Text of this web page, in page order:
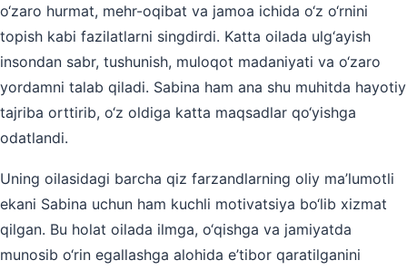
o‘zaro hurmat, mehr-oqibat va jamoa ichida o‘z o‘rnini
topish kabi fazilatlarni singdirdi. Katta oilada ulg‘ayish
insondan sabr, tushunish, muloqot madaniyati va o‘zaro
yordamni talab qiladi. Sabina ham ana shu muhitda hayotiy
tajriba orttirib, o‘z oldiga katta maqsadlar qo‘yishga
odatlandi.
Uning oilasidagi barcha qiz farzandlarning oliy ma’lumotli
ekani Sabina uchun ham kuchli motivatsiya bo‘lib xizmat
qilgan. Bu holat oilada ilmga, o‘qishga va jamiyatda
munosib o‘rin egallashga alohida e’tibor qaratilganini